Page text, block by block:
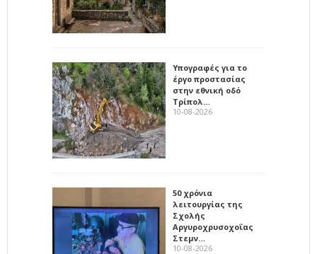
Υπογραφές για το
έργο προστασίας
στην εθνική οδό
Τρίπολ…
10-08-2026
50 χρόνια
λειτουργίας της
Σχολής
Αργυροχρυσοχοΐας
Στεμν…
10-08-2026